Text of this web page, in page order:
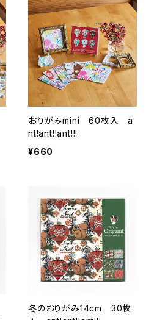
おりがみmini 60枚入 a
nt!ant!!ant!!!
¥660
冬のおりがみ14cm 30枚